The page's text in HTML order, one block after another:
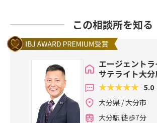
この相談所を知る
エージェント
サテライト大
5.0
大分県 / 大分市
大分駅 徒歩7分